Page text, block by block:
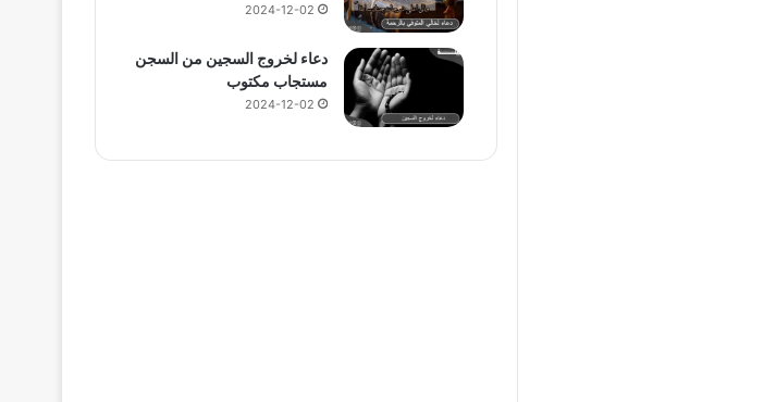
2024-12-02
دعاء لخروج السجين من السجن
مستجاب مكتوب
2024-12-02